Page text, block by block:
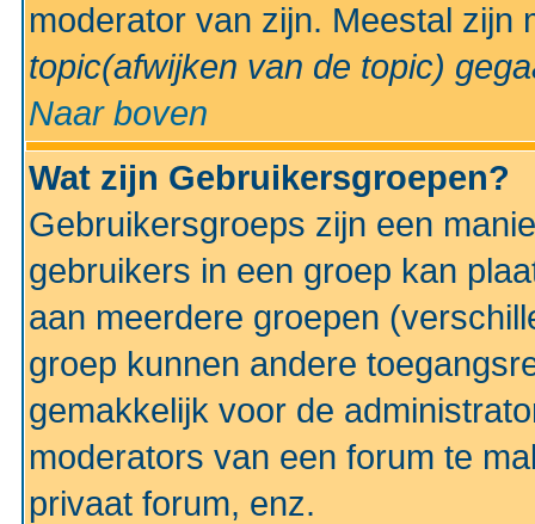
moderator van zijn. Meestal
topic(afwijken van de topic)
Naar boven
Wat zijn Gebruikersgroepen?
Gebruikersgroeps zijn een
gebruikers in een groep kan
aan meerdere groepen
groep kunnen andere
gemakkelijk voor de
moderators van een forum te
privaat forum, enz.